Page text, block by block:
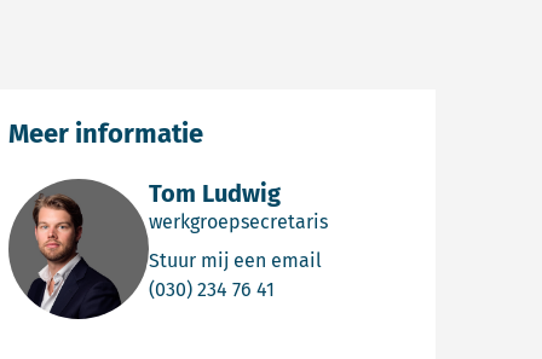
Tom Ludwig
werkgroepsecretaris
Stuur mij een email
(030) 234 76 41
Meer informatie